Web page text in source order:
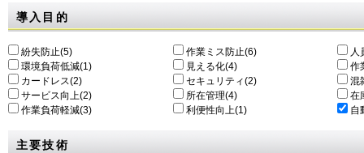
導入目的
紛失防止(5) 作業ミス防止(6)
人
環境負荷低減(1)
⾒える化(4)
作
カードレス(2)
セキュリティ(2)
混
サービス向上(2)
所在管理(4)
在
作業負荷軽減(3)
利便性向上(1) 自
主要技術